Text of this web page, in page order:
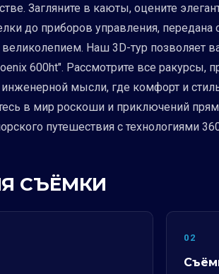
Загляните в каюты, оцените
до приборов управления,
великолепием. Наш 3D-тур позволяет
600ht". Рассмотрите все ракурсы,
мысли, где комфорт и
в мир роскоши и приключений
путешествия с технологиями
СЪЁМКИ
02